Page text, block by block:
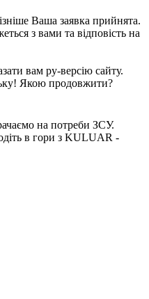
Ваша заявка прийнята.
з вами та відповість на
вам ру-версію сайту.
Якою продовжити?
на потреби ЗСУ.
в гори з KULUAR -